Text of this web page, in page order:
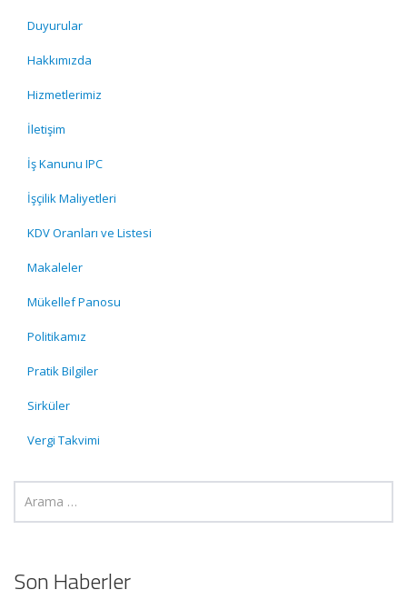
Duyurular
Hakkımızda
Hizmetlerimiz
İletişim
İş Kanunu IPC
İşçilik Maliyetleri
KDV Oranları ve Listesi
Makaleler
Mükellef Panosu
Politikamız
Pratik Bilgiler
Sirküler
Vergi Takvimi
Son Haberler